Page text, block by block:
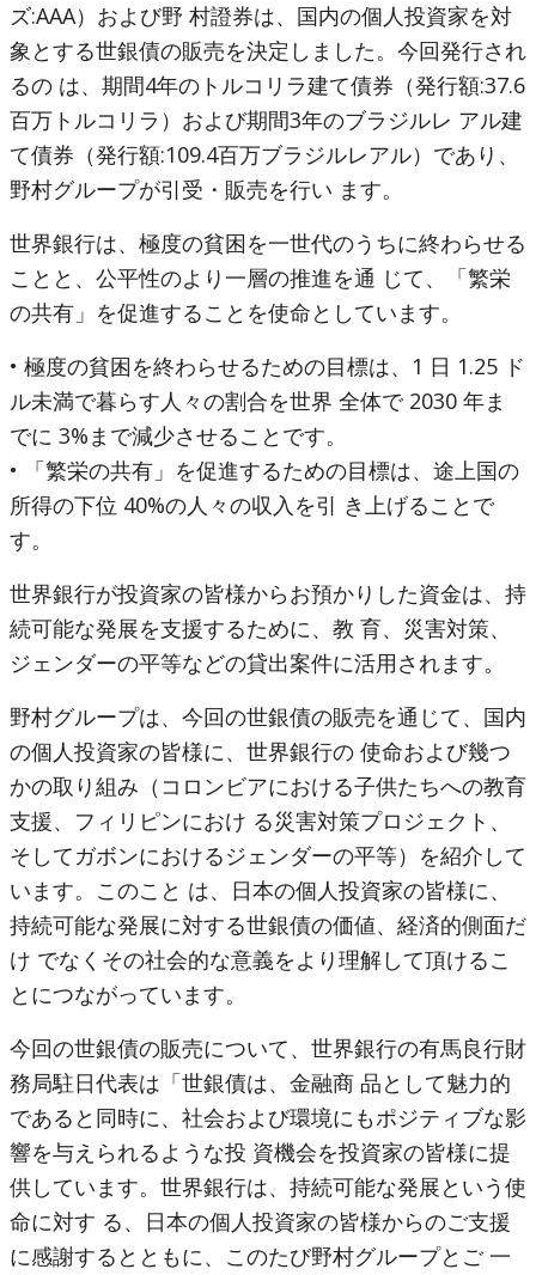
ズ:AAA）および野 村證券は、国内の個人投資家を対
象とする世銀債の販売を決定しました。今回発行され
るの は、期間4年のトルコリラ建て債券（発行額:37.6
百万トルコリラ）および期間3年のブラジルレ アル建
て債券（発行額:109.4百万ブラジルレアル）であり、
野村グループが引受・販売を行い ます。
世界銀行は、極度の貧困を一世代のうちに終わらせる
ことと、公平性のより一層の推進を通 じて、「繁栄
の共有」を促進することを使命としています。
• 極度の貧困を終わらせるための目標は、1 日 1.25 ド
ル未満で暮らす人々の割合を世界 全体で 2030 年ま
でに 3%まで減少させることです。
• 「繁栄の共有」を促進するための目標は、途上国の
所得の下位 40%の人々の収入を引 き上げることで
す。
世界銀行が投資家の皆様からお預かりした資金は、持
続可能な発展を支援するために、教 育、災害対策、
ジェンダーの平等などの貸出案件に活用されます。
野村グループは、今回の世銀債の販売を通じて、国内
の個人投資家の皆様に、世界銀行の 使命および幾つ
かの取り組み（コロンビアにおける子供たちへの教育
支援、フィリピンにおけ る災害対策プロジェクト、
そしてガボンにおけるジェンダーの平等）を紹介して
います。このこと は、日本の個人投資家の皆様に、
持続可能な発展に対する世銀債の価値、経済的側面だ
け でなくその社会的な意義をより理解して頂けるこ
とにつながっています。
今回の世銀債の販売について、世界銀行の有馬良行財
務局駐日代表は「世銀債は、金融商 品として魅力的
であると同時に、社会および環境にもポジティブな影
響を与えられるような投 資機会を投資家の皆様に提
供しています。世界銀行は、持続可能な発展という使
命に対す る、日本の個人投資家の皆様からのご支援
に感謝するとともに、このたび野村グループとご 一